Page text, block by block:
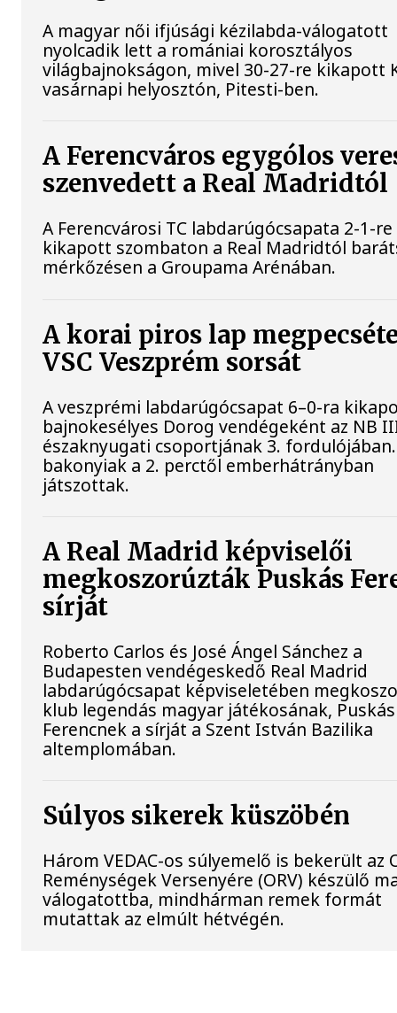
A magyar női ifjúsági kézilabda-válogatott
nyolcadik lett a romániai korosztályos
világbajnokságon, mivel 30-27-re kikapott
vasárnapi helyosztón, Pitesti-ben.
A Ferencváros egygólos
szenvedett a Real Madridtól
A Ferencvárosi TC labdarúgócsapata 2-1-re
kikapott szombaton a Real Madridtól
mérkőzésen a Groupama Arénában.
A korai piros lap
VSC Veszprém sorsát
A veszprémi labdarúgócsapat 6–0-ra
bajnokesélyes Dorog vendégeként az NB
északnyugati csoportjának 3.
bakonyiak a 2. perctől emberhátrányban
játszottak.
A Real Madrid képviselői
megkoszorúzták Puskás
sírját
Roberto Carlos és José Ángel Sánchez a
Budapesten vendégeskedő Real Madrid
labdarúgócsapat képviseletében
klub legendás magyar játékosának, Puskás
Ferencnek a sírját a Szent István Bazilika
altemplomában.
Súlyos sikerek küszöbén
Három VEDAC-os súlyemelő is bekerült az
Reménységek Versenyére (ORV) készülő
válogatottba, mindhárman remek formát
mutattak az elmúlt hétvégén.